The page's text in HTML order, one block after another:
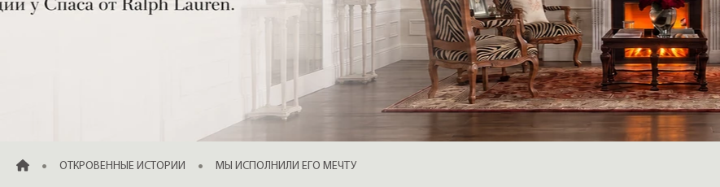
Элитная недвижимость
Санкт-Петербурга
Продажа элитных квартир, жилья, домов
ГЛАВНАЯОТКРОВЕННЫЕ ИСТОРИИ МЫ ИСПОЛНИЛИ ЕГО МЕЧТУ